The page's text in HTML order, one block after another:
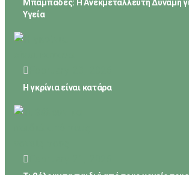
Μπαμπάδες: Η Ανεκμετάλλευτη Δύναμη
Υγεία
Η γκρίνια είναι κατάρα